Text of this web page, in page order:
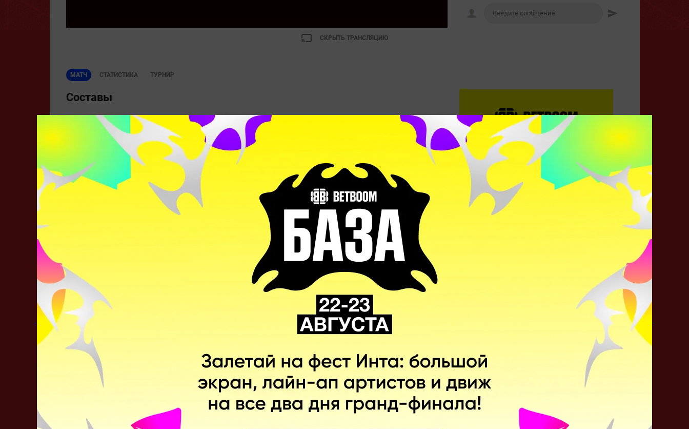
СКРЫТЬ ТРАНСЛЯЦИЮ
МАТЧ СТАТИСТИКА ТУРНИР
Кто победит?
Составы
CIS Rejects
Никита «Munkushi~» Чепурных
«Kiyotaka» Зырянов МИДЕР
Матвей «Miero» Васюнин ОФФЛЕЙНЕР
Хвастунов
NAVI
КЕРРИ
Владимир «No[o]ne» Миненко МИДЕР
Владислав «Laise» Лайс ОФФЛЕЙНЕР
Алексей «Solo» Березин CАППОРТ
Георгий «Swedenstrong» Зайналабидов CАППОРТ
Последние матчи
CIS Rejects One Move
0 –
CIS Rejects 2 1 NAVI
СТАТИСТИКА МАТЧА
DPC Восточная Европа 21/22: BTS Tour 2 - Division 1 Playoffs. 01.05.2022